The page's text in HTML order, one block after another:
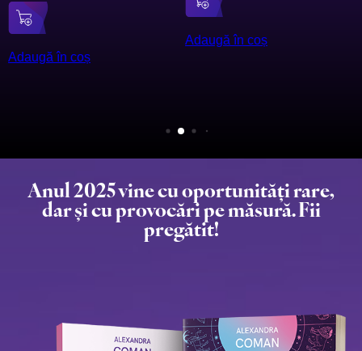
Adaugă în coș
Anul 2025 vine cu oportunități rare,
dar și cu provocări pe măsură. Fii
pregătit!